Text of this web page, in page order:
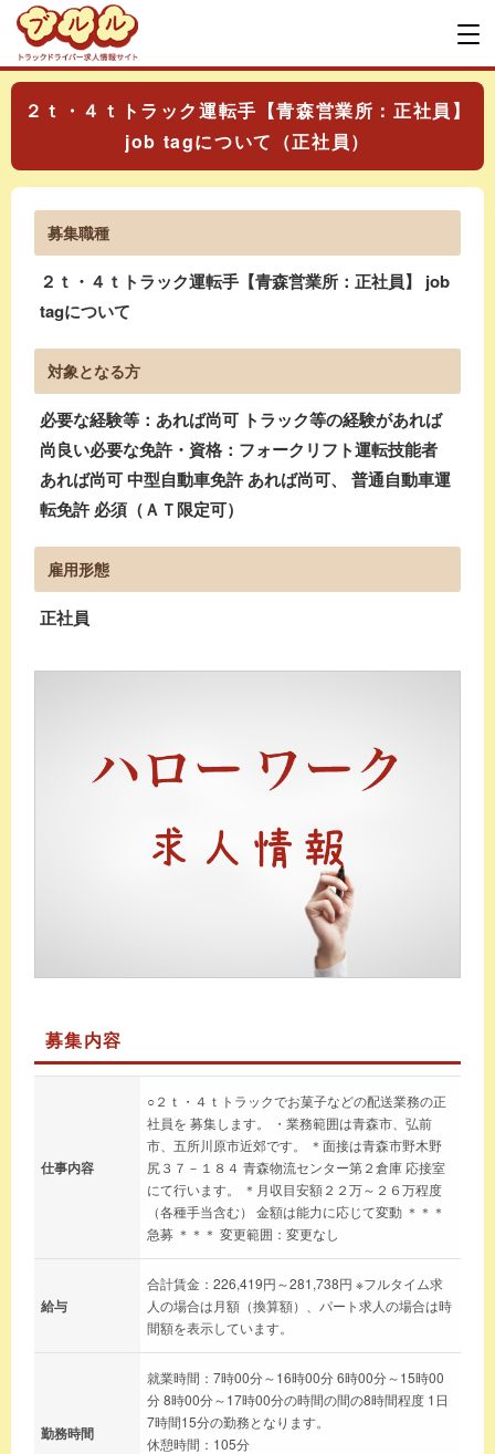
２ｔ・４ｔトラック運転手【青森営業所：正社員】
job tagについて（正社員）
募集職種
２ｔ・４ｔトラック運転手【青森営業所：正社員】 job
tagについて
対象となる方
必要な経験等：あれば尚可 トラック等の経験があれば
尚良い必要な免許・資格：フォークリフト運転技能者
あれば尚可 中型自動車免許 あれば尚可、 普通自動車運
転免許 必須（ＡＴ限定可）
雇用形態
正社員
募集内容
仕事内容
○２ｔ・４ｔトラックでお菓子などの配送業務の正
社員を 募集します。 ・業務範囲は青森市、弘前
市、五所川原市近郊です。 ＊面接は青森市野木野
尻３７－１８４ 青森物流センター第２倉庫 応接室
にて行います。 ＊月収目安額２２万～２６万程度
（各種手当含む） 金額は能力に応じて変動 ＊＊＊
急募 ＊＊＊ 変更範囲：変更なし
給与
合計賃金：226,419円～281,738円 ※フルタイム求
人の場合は月額（換算額）、パート求人の場合は時
間額を表示しています。
勤務時間
就業時間：7時00分～16時00分 6時00分～15時00
分 8時00分～17時00分の時間の間の8時間程度 1日
7時間15分の勤務となります。
休憩時間：105分